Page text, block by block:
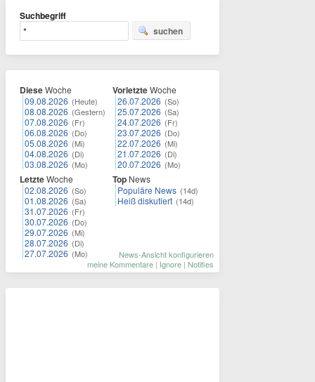
Suchbegriff
suchen
DieseWoche
09.08.2026 (Heute)
08.08.2026 (Gestern)
07.08.2026 (Fr)
06.08.2026 (Do)
05.08.2026 (Mi)
04.08.2026 (Di)
03.08.2026 (Mo)
LetzteWoche
02.08.2026 (So)
01.08.2026 (Sa)
31.07.2026 (Fr)
30.07.2026 (Do)
29.07.2026 (Mi)
28.07.2026 (Di)
27.07.2026 (Mo)
VorletzteWoche
26.07.2026 (So)
25.07.2026 (Sa)
24.07.2026 (Fr)
23.07.2026 (Do)
22.07.2026 (Mi)
21.07.2026 (Di)
20.07.2026 (Mo)
Top News
Populäre News (14d)
Heiß diskutiert (14d)
News-Ansicht konfigurieren
meine Kommentare | Ignore | Notifies